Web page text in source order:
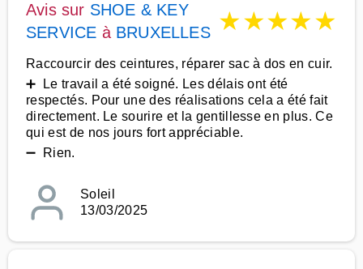
Avis sur SHOE & KEY
SERVICE à BRUXELLES ★★★★★
Raccourcir des ceintures, réparer sac à dos en cuir.
➕ Le travail a été soigné. Les délais ont été
respectés. Pour une des réalisations cela a été fait
directement. Le sourire et la gentillesse en plus. Ce
qui est de nos jours fort appréciable.
➖ Rien.
Soleil
13/03/2025